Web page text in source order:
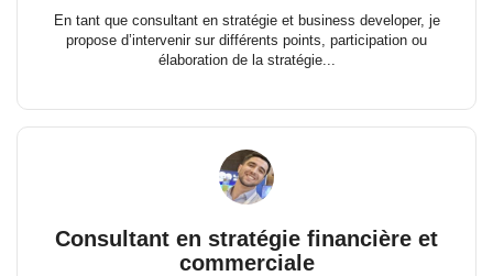
En tant que consultant en stratégie et business developer, je
propose d’intervenir sur différents points, participation ou
élaboration de la stratégie...
Consultant en stratégie financière et
commerciale